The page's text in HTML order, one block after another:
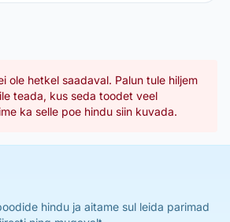
ole hetkel saadaval. Palun tule hiljem
teada, kus seda toodet veel
ka selle poe hindu siin kuvada.
hindu ja aitame sul leida parimad